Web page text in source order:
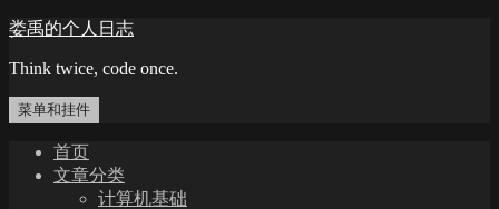
跳
内
容
娄禹的个人日志
Think twice, code once.
菜单和挂件
首页
文章分类
计算机基础